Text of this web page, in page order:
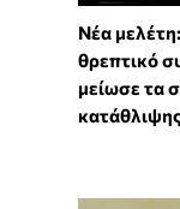
Νέα
θρεπτικό
μείωσε τα